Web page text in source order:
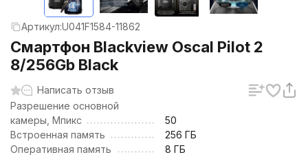
Артикул:U041F1584-11862
Смартфон Blackview Oscal Pilot 2
8/256Gb Black
Написать отзыв
Разрешение основной
камеры, Мпикс
50
Встроенная память
256 ГБ
Оперативная память
8 ГБ